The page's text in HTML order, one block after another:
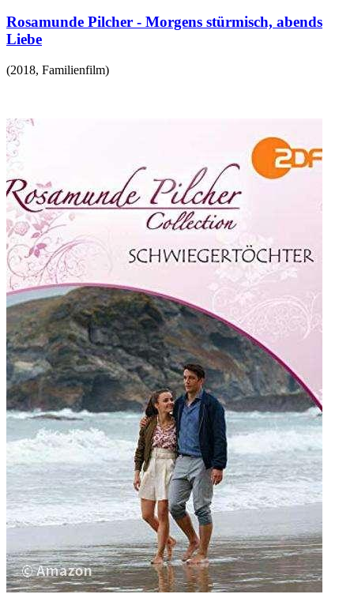
Rosamunde Pilcher - Morgens stürmisch, abends
Liebe
(2018, Familienfilm)